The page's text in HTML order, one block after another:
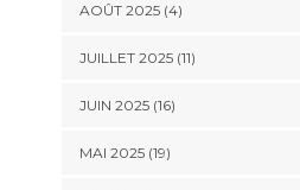
AOÛT 2025 (4)
JUILLET 2025 (11)
JUIN 2025 (16)
MAI 2025 (19)